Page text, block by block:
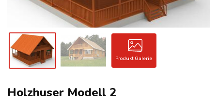
Produkt Galerie
Holzhӓuser Modell 2